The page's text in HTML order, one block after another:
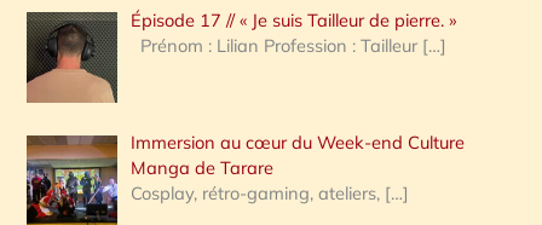
h
e
:
Épisode 17 // « Je suis Tailleur de pierre. »
Prénom : Lilian Profession : Tailleur […]
Immersion au cœur du Week-end Culture
Manga de Tarare
Cosplay, rétro-gaming, ateliers, […]